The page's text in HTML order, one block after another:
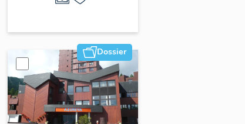
Dossier